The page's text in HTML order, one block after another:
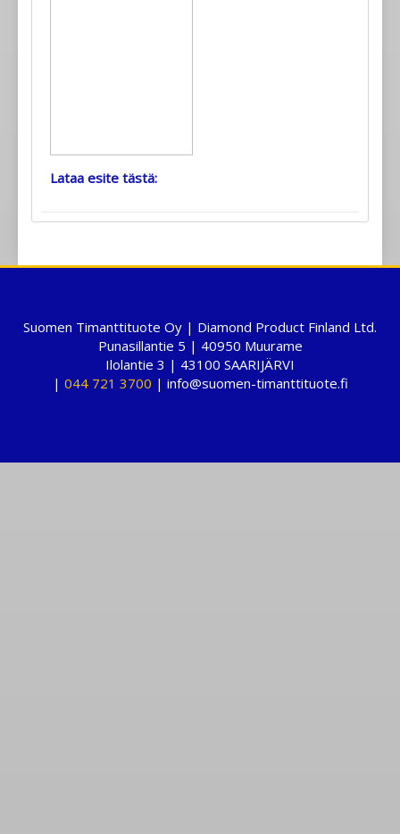
Lataa esite tästä:
Suomen Timanttituote Oy | Diamond Product Finland Ltd.
Punasillantie 5 | 40950 Muurame
Ilolantie 3 | 43100 SAARIJÄRVI
| 044 721 3700 | info@suomen-timanttituote.fi